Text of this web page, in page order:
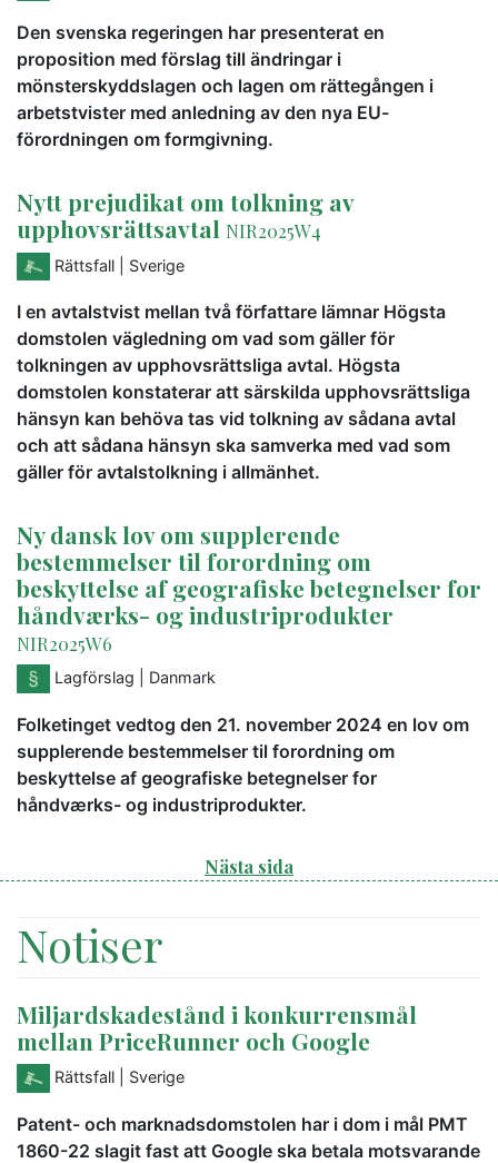
Den svenska regeringen har presenterat en
proposition med förslag till ändringar i
mönsterskyddslagen och lagen om rättegången i
arbetstvister med anledning av den nya EU-
förordningen om formgivning.
Nytt prejudikat om tolkning av
upphovsrättsavtal NIR2025W4
Rättsfall | Sverige
I en avtalstvist mellan två författare lämnar Högsta
domstolen vägledning om vad som gäller för
tolkningen av upphovsrättsliga avtal. Högsta
domstolen konstaterar att särskilda upphovsrättsliga
hänsyn kan behöva tas vid tolkning av sådana avtal
och att sådana hänsyn ska samverka med vad som
gäller för avtalstolkning i allmänhet.
Ny dansk lov om supplerende
bestemmelser til forordning om
beskyttelse af geografiske betegnelser for
håndværks- og industriprodukter
NIR2025W6
Lagförslag | Danmark
Folketinget vedtog den 21. november 2024 en lov om
supplerende bestemmelser til forordning om
beskyttelse af geografiske betegnelser for
håndværks- og industriprodukter.
Nästa sida
Notiser
Miljardskadestånd i konkurrensmål
mellan PriceRunner och Google
Rättsfall | Sverige
Patent- och marknadsdomstolen har i dom i mål PMT
1860-22 slagit fast att Google ska betala motsvarande